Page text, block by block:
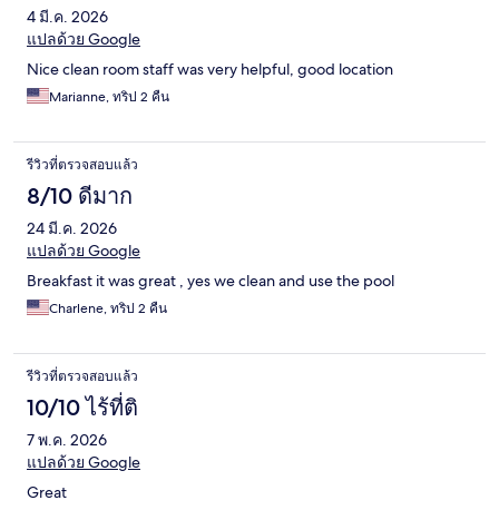
4 มี.ค. 2026
แปลด้วย Google
Nice clean room staff was very helpful, good location
Marianne, ทริป 2 คืน
รีวิวที่ตรวจสอบแล้ว
8/10 ดีมาก
24 มี.ค. 2026
แปลด้วย Google
Breakfast it was great , yes we clean and use the pool
Charlene, ทริป 2 คืน
รีวิวที่ตรวจสอบแล้ว
10/10 ไร้ที่ติ
7 พ.ค. 2026
แปลด้วย Google
Great